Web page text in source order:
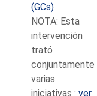
(GCs)
NOTA: Esta
intervención
trató
conjuntamente
varias
iniciativas :ver